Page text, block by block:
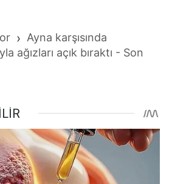
› Ayna karşısında
ağızları açık bıraktı - Son